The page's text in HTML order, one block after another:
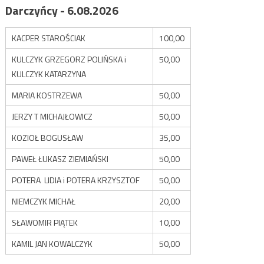
Darczyńcy - 6.08.2026
KACPER STAROŚCIAK
100,00
KULCZYK GRZEGORZ POLIŃSKA i
KULCZYK KATARZYNA
50,00
MARIA KOSTRZEWA
50,00
JERZY T MICHAJŁOWICZ
50,00
KOZIOŁ BOGUSŁAW
35,00
PAWEŁ ŁUKASZ ZIEMIAŃSKI
50,00
POTERA LIDIA i POTERA KRZYSZTOF
50,00
NIEMCZYK MICHAŁ
20,00
SŁAWOMIR PIĄTEK
10,00
KAMIL JAN KOWALCZYK
50,00